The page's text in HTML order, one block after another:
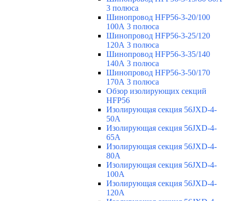
3 полюса
Шинопровод HFP56-3-20/100
100А 3 полюса
Шинопровод HFP56-3-25/120
120А 3 полюса
Шинопровод HFP56-3-35/140
140А 3 полюса
Шинопровод HFP56-3-50/170
170А 3 полюса
Обзор изолирующих секций
HFP56
Изолирующая секция 56JXD-4-
50A
Изолирующая секция 56JXD-4-
65A
Изолирующая секция 56JXD-4-
80A
Изолирующая секция 56JXD-4-
100A
Изолирующая секция 56JXD-4-
120A